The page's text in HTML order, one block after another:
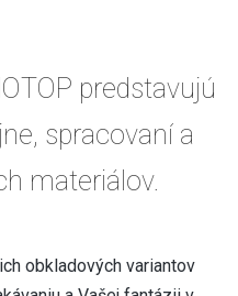
predstavujú
spracovaní a
materiálov.
obkladových variantov